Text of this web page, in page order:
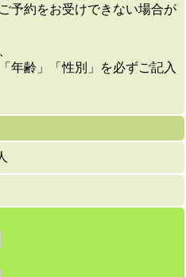
予約をお受けできない場合が
年齢」「性別」を必ずご記入